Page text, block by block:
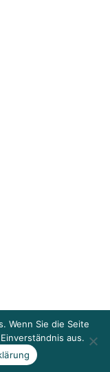
Wenn Sie die Seite
aus.